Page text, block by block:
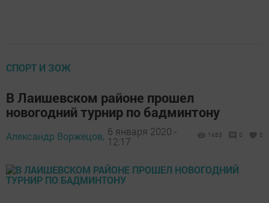
СПОРТ И ЗОЖ
В Лаишевском районе прошел
новогодний турнир по бадминтону
Александр Воржецов, 6 января 2020 -
12:17
1453 0 0